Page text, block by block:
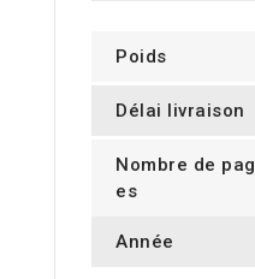
Poids
Délai livraison
Nombre de pag
es
Année